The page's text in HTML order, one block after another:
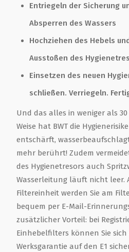
Entriegeln der Sicherung
Absperren des Wassers
Hochziehen des Hebels
Ausstoßen des
Einsetzen des neuen
schließen. Verriegeln.
Und das alles in weniger als
Weise hat BWT die
entschärft,
mehr berührt! Zudem
des Hygienetresors auch
Wasserleitung läuft nicht leer.
Filtereinheit werden Sie am
bequem per E-Mail-
zusätzlicher Vorteil: bei
Einhebelfilters können Sie sich
Werksgarantie auf den E1